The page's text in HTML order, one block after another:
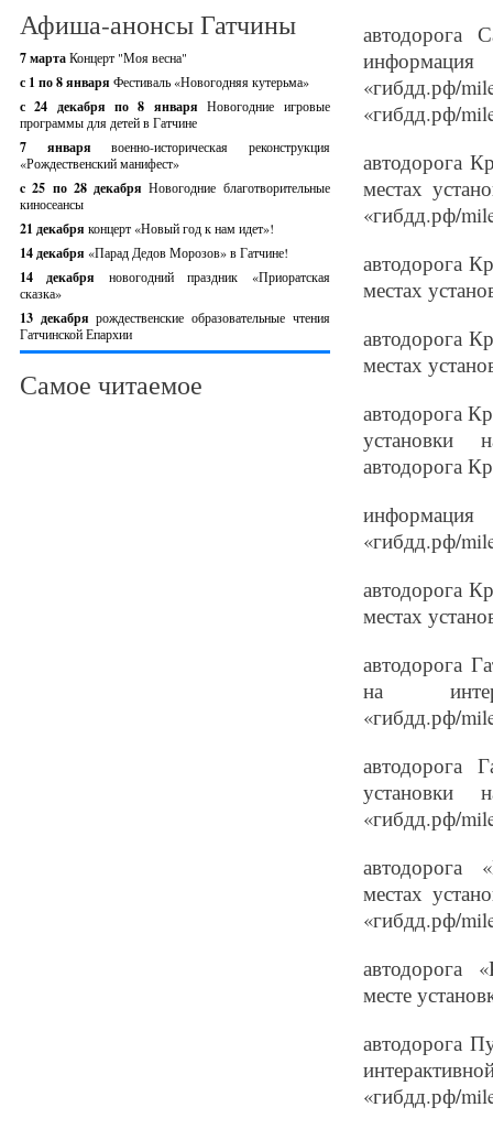
Афиша-анонсы Гатчины
7 мартаКонцерт "Моя весна"
с 1 по 8 января Фестиваль «Новогодняя кутерьма»
с 24 декабря по 8 январяНовогодние игровые
программы для детей в Гатчине
7 январявоенно-историческая реконструкция
«Рождественский манифест»
c 25 по 28 декабряНовогодние благотворительные
киносеансы
21 декабря концерт «Новый год к нам идет»!
14 декабря «Парад Дедов Морозов» в Гатчине!
14 декабря новогодний праздник «Приоратская
сказка»
13 декабрярождественские образовательные чтения
Гатчинской Епархии
Самое читаемое
автодорога
«гибдд.рф/
«гибдд.рф/
автодорога
местах
«гибдд.рф/
автодорога
местах
автодорога
местах
автодорога
установки
автодорога
«гибдд.рф/
автодорога
местах
автодорога
на
«гибдд.рф/
автодорога
установки
«гибдд.рф/
автодорога
местах
«гибдд.рф/
автодорога
месте
автодорога
«гибдд.рф/